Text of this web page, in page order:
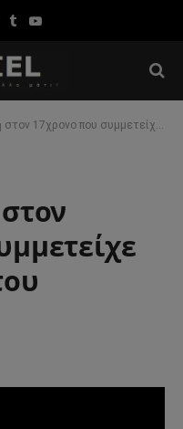
TumblrYouTube
που συμμετείχε στην επίθεση του Βαρουφάκη